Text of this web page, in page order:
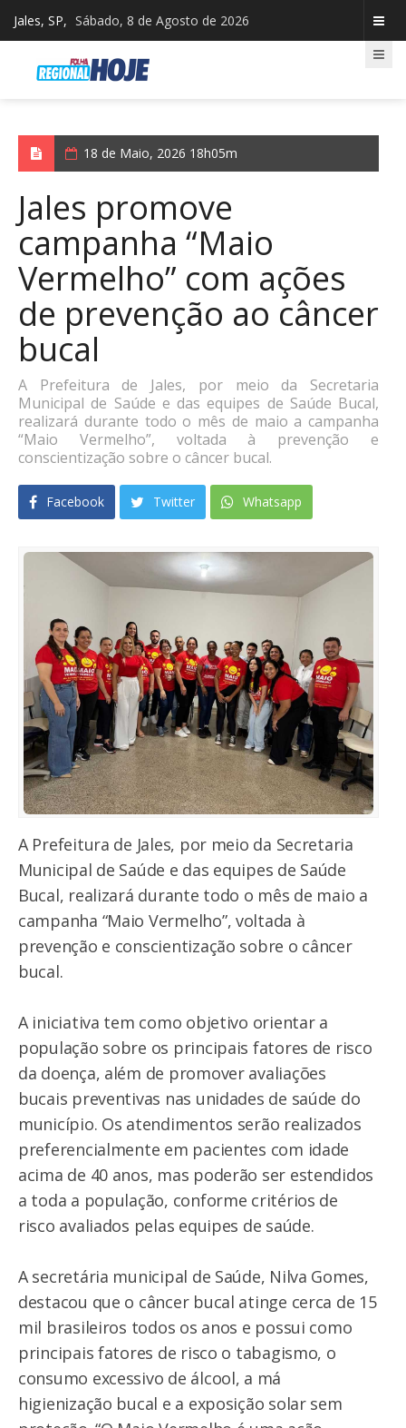
Jales, SP, Sábado, 8 de Agosto de 2026
18 de Maio, 2026 18h05m
Jales promove
campanha “Maio
Vermelho” com ações
de prevenção ao câncer
bucal
A Prefeitura de Jales, por meio da Secretaria
Municipal de Saúde e das equipes de Saúde Bucal,
realizará durante todo o mês de maio a campanha
“Maio Vermelho”, voltada à prevenção e
conscientização sobre o câncer bucal.
Facebook Twitter Whatsapp
A Prefeitura de Jales, por meio da Secretaria
Municipal de Saúde e das equipes de Saúde
Bucal, realizará durante todo o mês de maio a
campanha “Maio Vermelho”, voltada à
prevenção e conscientização sobre o câncer
bucal.
A iniciativa tem como objetivo orientar a
população sobre os principais fatores de risco
da doença, além de promover avaliações
bucais preventivas nas unidades de saúde do
município. Os atendimentos serão realizados
preferencialmente em pacientes com idade
acima de 40 anos, mas poderão ser estendidos
a toda a população, conforme critérios de
risco avaliados pelas equipes de saúde.
A secretária municipal de Saúde, Nilva Gomes,
destacou que o câncer bucal atinge cerca de 15
mil brasileiros todos os anos e possui como
principais fatores de risco o tabagismo, o
consumo excessivo de álcool, a má
higienização bucal e a exposição solar sem